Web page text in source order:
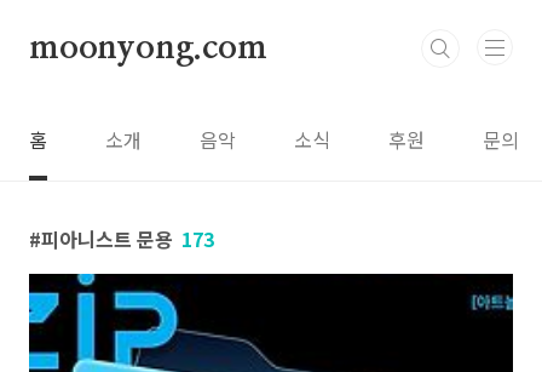
moonyong.com
홈 소개 음악 소식 후원 문의
피아니스트 문용 173